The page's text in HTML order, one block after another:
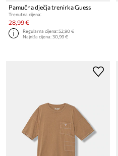
Pamučna dječja trenirka Guess
Trenutna cijena:
28,99 €
Regularna cijena:52,90 €
Najniža cijena:30,99 €